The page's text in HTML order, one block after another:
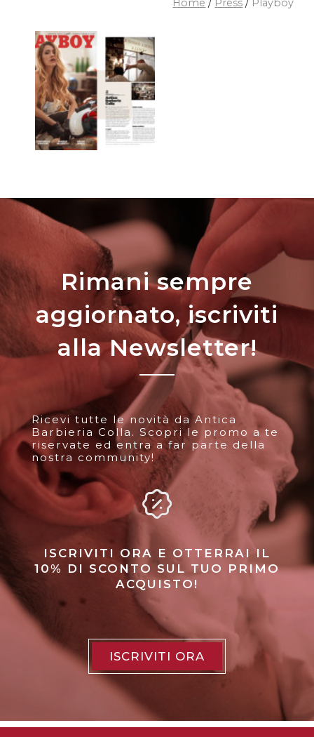
Home / Press / Playboy
Rimani sempre
aggiornato, iscriviti
alla Newsletter!
Ricevi tutte le novità da Antica
Barbieria Colla. Scopri le promo a te
riservate ed entra a far parte della
nostra community!
ISCRIVITI ORA E OTTERRAI IL
10% DI SCONTO SUL TUO PRIMO
ACQUISTO!
ISCRIVITI ORA